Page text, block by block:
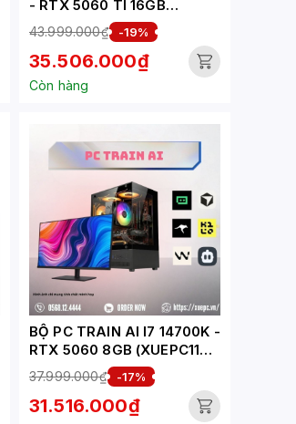
- RTX 5060 TI 16GB
(XUEPC143-TA)
43.999.000₫ -19%
35.506.000₫
Còn hàng
BỘ PC TRAIN AI I7 14700K -
RTX 5060 8GB (XUEPC116-
TA)
37.999.000₫ -17%
31.516.000₫